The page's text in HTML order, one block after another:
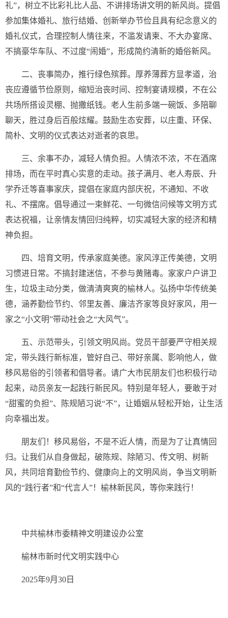
礼”，树立不比彩礼比人品、不讲排场讲文明的新风尚。提倡
参加集体婚礼、旅行结婚、创新举办节俭且具有纪念意义的
婚礼仪式，合理控制人情往来，不滥发请柬、不大办宴席、
不搞豪华车队、不过度“闹婚”，形成简约清新的婚俗新风。
二、丧事简办，推行绿色殡葬。厚养薄葬方显孝道，治
丧应遵循节俭原则，缩短治丧时间、控制宴请规模，不在公
共场所搭设灵棚、抛撒纸钱。老人生前多端一碗饭、多陪聊
聊天，胜过身后百般炫耀。鼓励生态安葬，以庄重、环保、
简朴、文明的仪式表达对逝者的哀思。
三、余事不办，减轻人情负担。人情浓不浓，不在酒席
排场，而在平时真心实意的走动。孩子满月、老人寿辰、升
学乔迁等喜事家庆，提倡在家庭内部庆祝，不通知、不收
礼、不摆席。倡导通过一束鲜花、一句微信问候等文明方式
表达祝福，让亲情友情回归纯粹，切实减轻大家的经济和精
神负担。
四、培育文明，传承家庭美德。家风淳正传美德，文明
习惯进日常。不搞封建迷信，不参与黄赌毒。家家户户讲卫
生，垃圾主动分类，做清清爽爽的榆林人。弘扬中华传统美
德，涵养勤俭节约、邻里友善、廉洁齐家等良好家风，用一
家之“小文明”带动社会之“大风气”。
五、示范带头，引领文明风尚。党员干部要严守相关规
定，带头践行新标准，管好自己、带好亲属、影响他人，做
移风易俗的引领者和倡导者。请广大市民朋友们也积极行动
起来，动员亲友一起践行新民风。特别是年轻人，要敢于对
“甜蜜的负担”、陈规陋习说“不”，让婚姻从轻松开始，让生活
向幸福出发。
朋友们！移风易俗，不是不近人情，而是为了让真情回
归。让我们从自身做起，破陈规、除陋习、传文明、树新
风，共同培育勤俭节约、健康向上的文明风尚，争当文明新
风的“践行者”和“代言人”！榆林新民风，等你来践行！
中共榆林市委精神文明建设办公室
榆林市新时代文明实践中心
2025年9月30日